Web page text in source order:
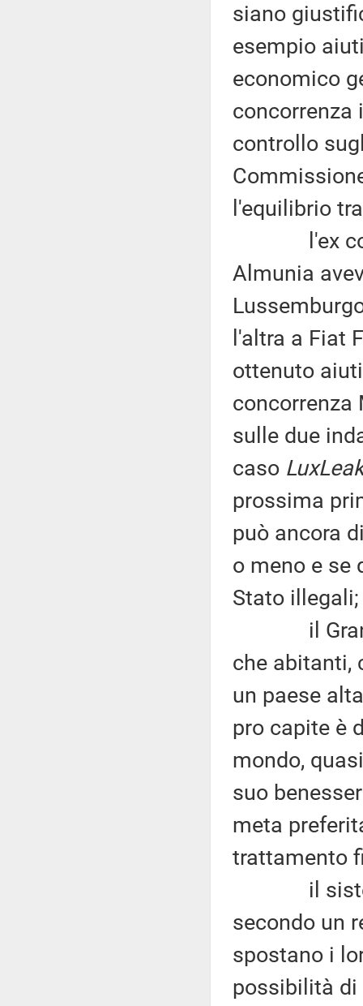
siano
esempio
economico
concorrenza
controllo
l'equilibrio
l'ex
Almunia
l'altra a Fiat
ottenuto
concorrenza
sulle due
caso
prossima
può ancora
o meno e se
Stato illegali;
il
che abitanti,
un paese
pro capite è
mondo,
suo
meta
trattamento
il sistema
secondo un
spostano i
possibilità di